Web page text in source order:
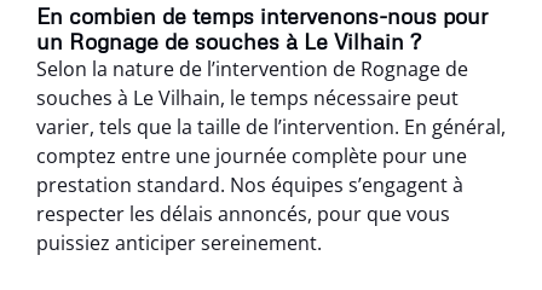
En combien de temps intervenons-nous pour
un Rognage de souches à Le Vilhain ?
Selon la nature de l’intervention de Rognage de
souches à Le Vilhain, le temps nécessaire peut
varier, tels que la taille de l’intervention. En général,
comptez entre une journée complète pour une
prestation standard. Nos équipes s’engagent à
respecter les délais annoncés, pour que vous
puissiez anticiper sereinement.